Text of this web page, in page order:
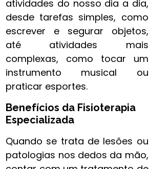
atividades do nosso dia a dia,
desde tarefas simples, como
escrever e segurar objetos,
até atividades mais
complexas, como tocar um
instrumento musical ou
praticar esportes.
Benefícios da Fisioterapia
Especializada
Quando se trata de lesões ou
patologias nos dedos da mão,